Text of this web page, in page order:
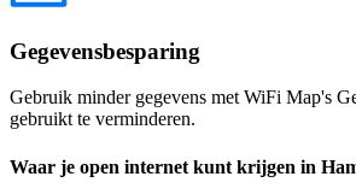
Gegevensbesparing
Gebruik minder gegevens met WiFi Map's
gebruikt te verminderen.
Waar je open internet kunt krijgen in